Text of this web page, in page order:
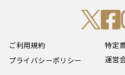
ご利用規約
プライバシーポリシー
特定
運営